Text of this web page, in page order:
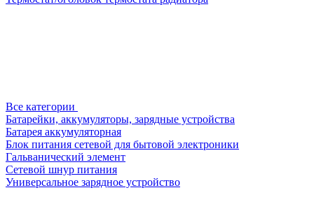
Все категории
Батарейки, аккумуляторы, зарядные устройства
Батарея аккумуляторная
Блок питания сетевой для бытовой электроники
Гальванический элемент
Сетевой шнур питания
Универсальное зарядное устройство